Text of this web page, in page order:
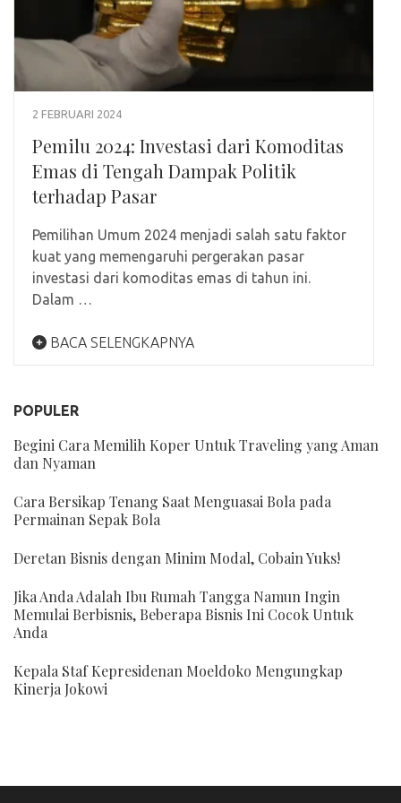
2 FEBRUARI 2024
Pemilu 2024: Investasi dari Komoditas
Emas di Tengah Dampak Politik
terhadap Pasar
Pemilihan Umum 2024 menjadi salah satu faktor
kuat yang memengaruhi pergerakan pasar
investasi dari komoditas emas di tahun ini.
Dalam …
BACA SELENGKAPNYA
POPULER
Begini Cara Memilih Koper Untuk Traveling yang Aman
dan Nyaman
Cara Bersikap Tenang Saat Menguasai Bola pada
Permainan Sepak Bola
Deretan Bisnis dengan Minim Modal, Cobain Yuks!
Jika Anda Adalah Ibu Rumah Tangga Namun Ingin
Memulai Berbisnis, Beberapa Bisnis Ini Cocok Untuk
Anda
Kepala Staf Kepresidenan Moeldoko Mengungkap
Kinerja Jokowi